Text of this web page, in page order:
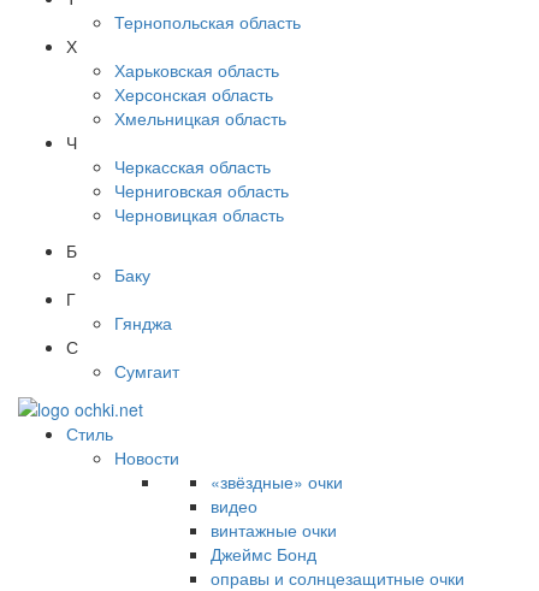
Тернопольская область
Х
Харьковская область
Херсонская область
Хмельницкая область
Ч
Черкасская область
Черниговская область
Черновицкая область
Б
Баку
Г
Гянджа
С
Сумгаит
Стиль
Новости
«звёздные» очки
видео
винтажные очки
Джеймс Бонд
оправы и солнцезащитные очки